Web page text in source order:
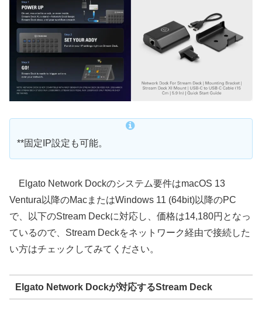
**固定IP設定も可能。
Elgato Network Dockのシステム要件はmacOS 13
Ventura以降のMacまたはWindows 11 (64bit)以降のPC
で、以下のStream Deckに対応し、価格は14,180円となっ
ているので、Stream Deckをネットワーク経由で接続した
い方はチェックしてみてください。
Elgato Network Dockが対応するStream Deck